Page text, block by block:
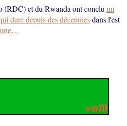
(RDC) et du Rwanda ont conclu un
dure depuis des décenniesdans l'est
une…